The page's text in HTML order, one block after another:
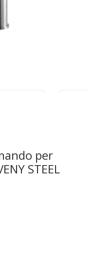
per
STEEL